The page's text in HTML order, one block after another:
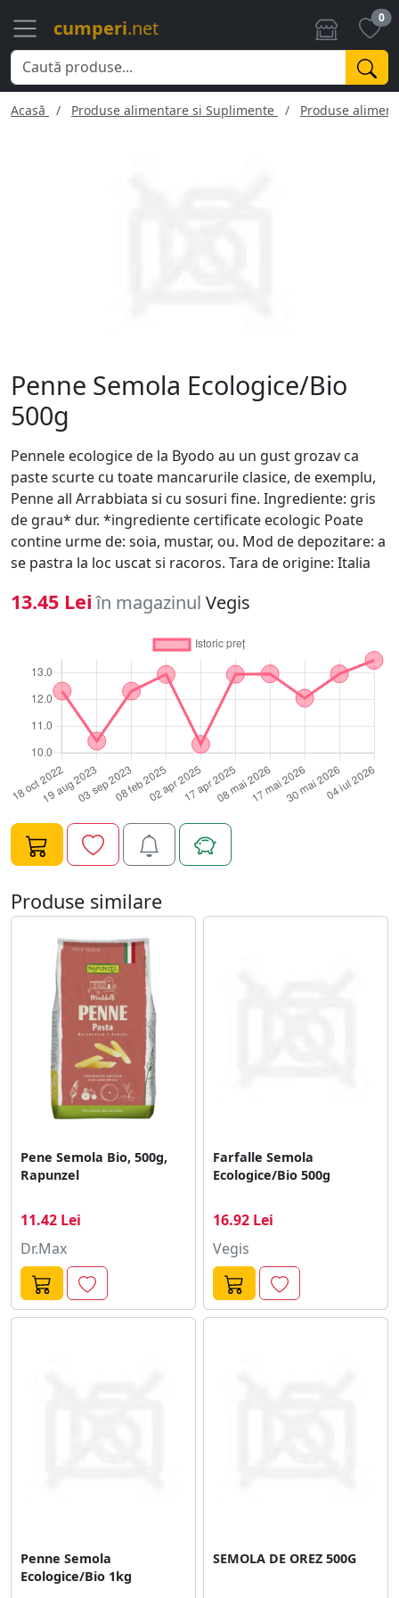
cumperi.net 0
Acasă Produse alimentare si Suplimente Produse
Penne Semola Ecologice/Bio
500g
Pennele ecologice de la Byodo au un gust grozav ca
paste scurte cu toate mancarurile clasice, de exemplu,
Penne all Arrabbiata si cu sosuri fine. Ingrediente: gris
de grau* dur. *ingrediente certificate ecologic Poate
contine urme de: soia, mustar, ou. Mod de depozitare: a
se pastra la loc uscat si racoros. Tara de origine: Italia
13.45 Lei în magazinul Vegis
Produse similare
Pene Semola Bio, 500g,
Rapunzel
11.42 Lei
Dr.Max
Farfalle Semola
Ecologice/Bio 500g
16.92 Lei
Vegis
Penne Semola
Ecologice/Bio 1kg
SEMOLA DE OREZ 500G